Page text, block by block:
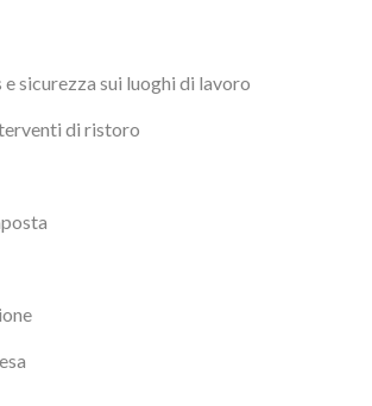
sicurezza sui luoghi di lavoro
di ristoro